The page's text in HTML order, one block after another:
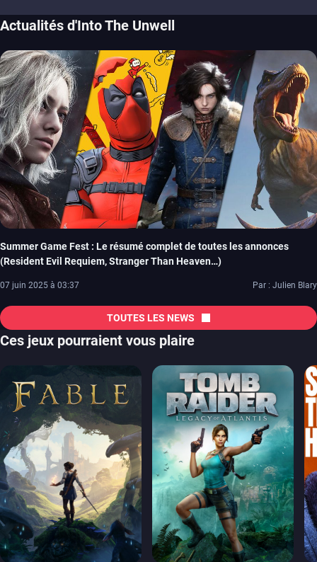
Actualités d'Into The Unwell
Summer Game Fest : Le résumé complet de toutes les annonces
(Resident Evil Requiem, Stranger Than Heaven…)
07 juin 2025 à 03:37 Par : Julien Blary
TOUTES LES NEWS
Ces jeux pourraient vous plaire